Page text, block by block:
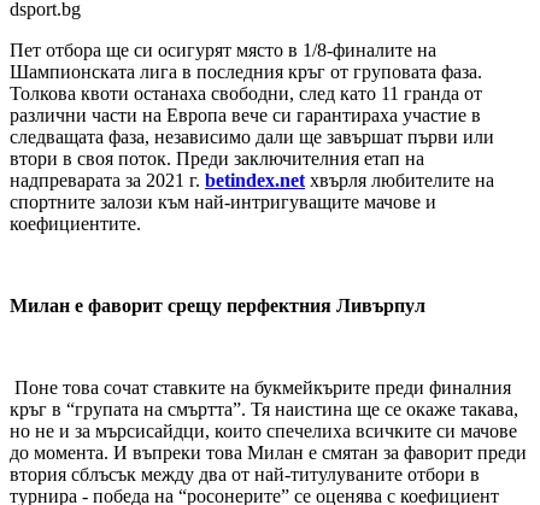
dsport.bg
Пет отбора ще си осигурят място в 1/8-финалите на
Шампионската лига в последния кръг от груповата фаза.
Толкова квоти останаха свободни, след като 11 гранда от
различни части на Европа вече си гарантираха участие в
следващата фаза, независимо дали ще завършат първи или
втори в своя поток. Преди заключителния етап на
надпреварата за 2021 г. betindex.net хвърля любителите на
спортните залози към най-интригуващите мачове и
коефициентите.
Милан е фаворит срещу перфектния Ливърпул
Поне това сочат ставките на букмейкърите преди финалния
кръг в “групата на смъртта”. Тя наистина ще се окаже такава,
но не и за мърсисайдци, които спечелиха всичките си мачове
до момента. И въпреки това Милан е смятан за фаворит преди
втория сблъсък между два от най-титулуваните отбори в
турнира - победа на “росонерите” се оценява с коефициент